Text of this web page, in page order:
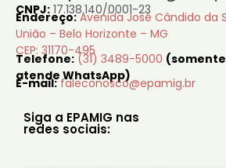
CNPJ: 17.138.140/0001-23
Endereço: Avenida José Cândido da
União – Belo Horizonte – MG
CEP: 31170-495
Telefone: (31) 3489-5000
atende WhatsApp)
E-mail: faleconosco@epamig.br
Siga a EPAMIG nas
redes sociais: